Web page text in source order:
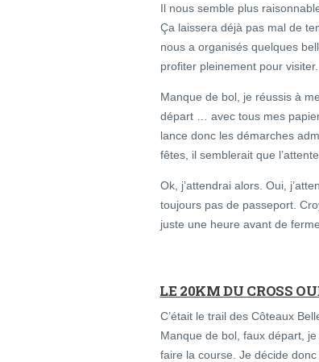
Il nous semble plus
Ça laissera déjà pas mal de
nous a organisés quelques
profiter pleinement pour visiter.
Manque de bol, je réussis à
départ … avec tous mes
lance donc les démarches
fêtes, il semblerait que
Ok, j’attendrai alors. Oui,
toujours pas de passeport.
juste une heure avant de
LE 20KM DU CROSS
C’était le trail des Côteaux
Manque de bol, faux départ,
faire la course. Je décide